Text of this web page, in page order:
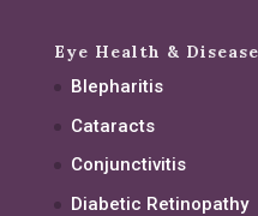
Eye Health & Disease
Blepharitis
Cataracts
Conjunctivitis
Diabetic Retinopathy